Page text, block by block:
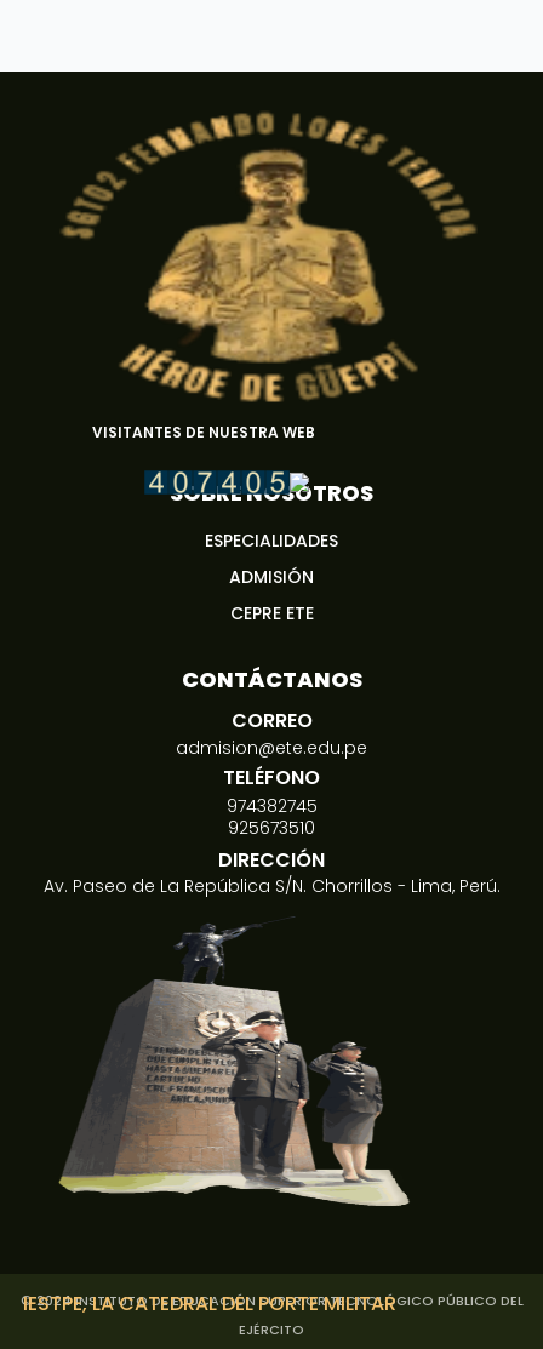
VISITANTES DE NUESTRA WEB
IESTPE, LA CATEDRAL DEL PORTE MILITAR
SOBRE NOSOTROS
ESPECIALIDADES
ADMISIÓN
CEPRE ETE
CONTÁCTANOS
CORREO
admision@ete.edu.pe
TELÉFONO
974382745
925673510
DIRECCIÓN
Av. Paseo de La República S/N. Chorrillos - Lima, Perú.
© 2024 INSTITUTO DE EDUCACIÓN SUPERIOR TECNOLÓGICO PÚBLICO DEL
EJÉRCITO